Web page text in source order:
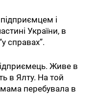
і
України, в
справах”.
Живе в
в Ялту. На той
перебувала в